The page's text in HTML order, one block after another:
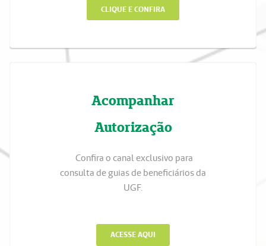
CLIQUE E CONFIRA
Acompanhar
Autorização
Confira o canal exclusivo para
consulta de guias de beneficiários da
UGF.
ACESSE AQUI